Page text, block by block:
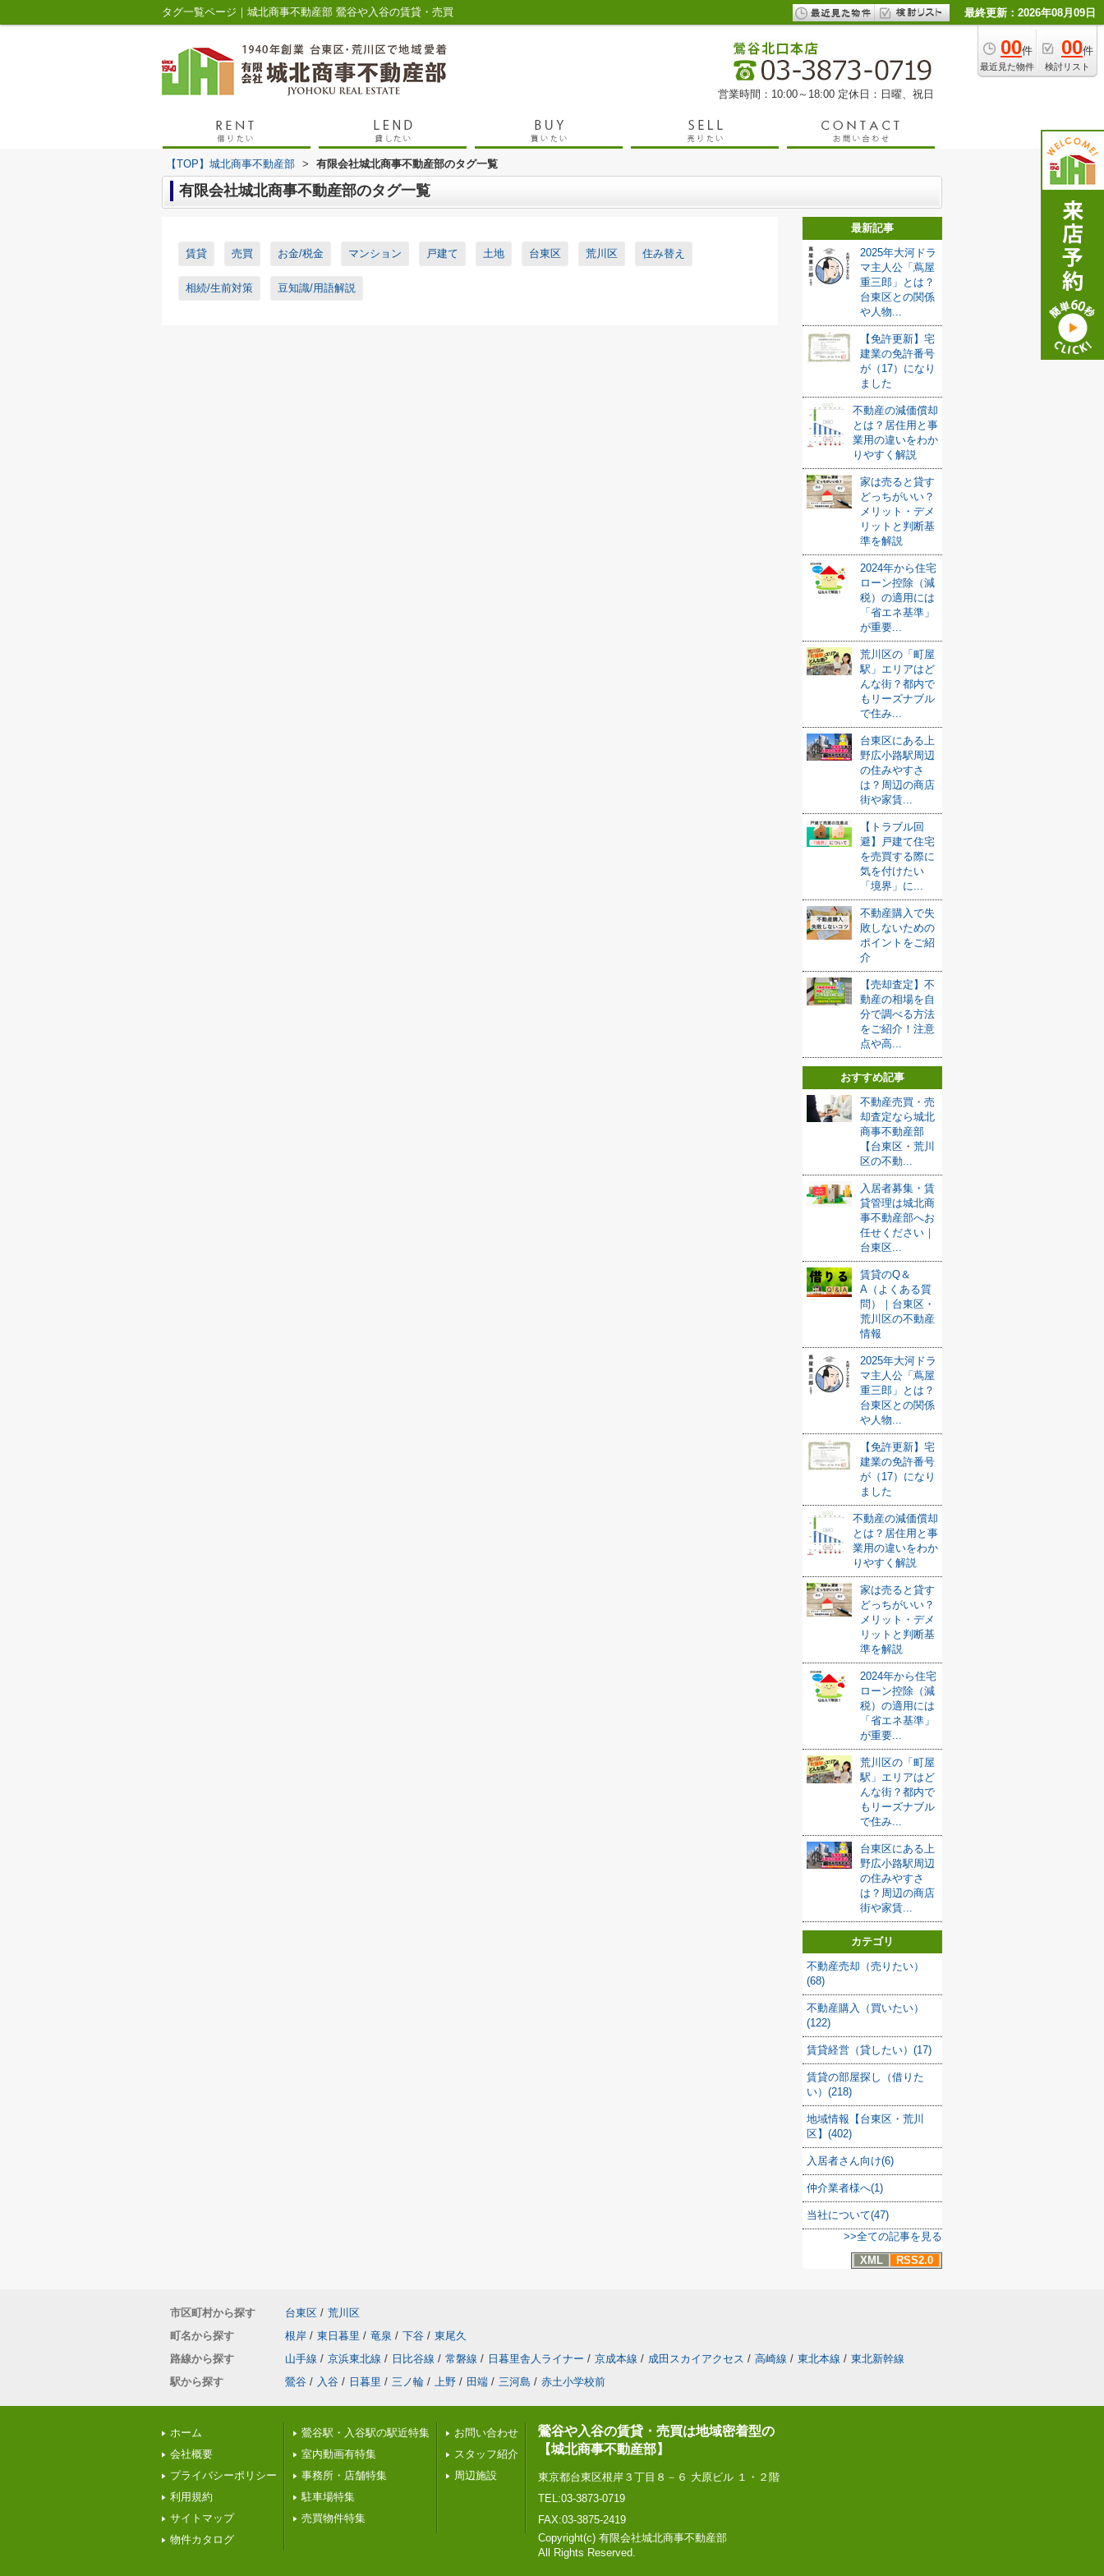
タグ一覧ページ｜城北商事不動産部 鶯谷や入谷の賃貸・売買 最終更新：2026年08月09日
00件
最近見た物件
00件
検討リスト
営業時間：10:00～18:00 定休日：日曜、祝日
【TOP】城北商事不動産部 > 有限会社城北商事不動産部のタグ一覧
有限会社城北商事不動産部のタグ一覧
賃貸 売買 お金/税金 マンション 戸建て 土地 台東区 荒川区 住み替え
相続/生前対策 豆知識/用語解説
最新記事
2025年大河ドラ
マ主人公「蔦屋
重三郎」とは？
台東区との関係
や人物...
【免許更新】宅
建業の免許番号
が（17）になり
ました
不動産の減価償却
とは？居住用と事
業用の違いをわか
りやすく解説
家は売ると貸す
どっちがいい？
メリット・デメ
リットと判断基
準を解説
2024年から住宅
ローン控除（減
税）の適用には
「省エネ基準」
が重要...
荒川区の「町屋
駅」エリアはど
んな街？都内で
もリーズナブル
で住み...
台東区にある上
野広小路駅周辺
の住みやすさ
は？周辺の商店
街や家賃...
【トラブル回
避】戸建て住宅
を売買する際に
気を付けたい
「境界」に...
不動産購入で失
敗しないための
ポイントをご紹
介
【売却査定】不
動産の相場を自
分で調べる方法
をご紹介！注意
点や高...
おすすめ記事
不動産売買・売
却査定なら城北
商事不動産部
【台東区・荒川
区の不動...
入居者募集・賃
貸管理は城北商
事不動産部へお
任せください｜
台東区...
賃貸のQ＆
A（よくある質
問）｜台東区・
荒川区の不動産
情報
2025年大河ドラ
マ主人公「蔦屋
重三郎」とは？
台東区との関係
や人物...
【免許更新】宅
建業の免許番号
が（17）になり
ました
不動産の減価償却
とは？居住用と事
業用の違いをわか
りやすく解説
家は売ると貸す
どっちがいい？
メリット・デメ
リットと判断基
準を解説
2024年から住宅
ローン控除（減
税）の適用には
「省エネ基準」
が重要...
荒川区の「町屋
駅」エリアはど
んな街？都内で
もリーズナブル
で住み...
台東区にある上
野広小路駅周辺
の住みやすさ
は？周辺の商店
街や家賃...
カテゴリ
不動産売却（売りたい）
(68)
不動産購入（買いたい）
(122)
賃貸経営（貸したい）(17)
賃貸の部屋探し（借りた
い）(218)
地域情報【台東区・荒川
区】(402)
入居者さん向け(6)
仲介業者様へ(1)
当社について(47)
>>全ての記事を見る
XML
RSS2.0
市区町村から探す 台東区 / 荒川区
町名から探す
根岸 / 東日暮里 / 竜泉 / 下谷 / 東尾久
路線から探す
山手線 / 京浜東北線 / 日比谷線 / 常磐線 / 日暮里舎人ライナー / 京成本線 / 成田スカイアクセス / 高崎線 / 東北本線 / 東北新幹線
駅から探す
鶯谷 / 入谷 / 日暮里 / 三ノ輪 / 上野 / 田端 / 三河島 / 赤土小学校前
ホーム
会社概要
プライバシーポリシー
利用規約
サイトマップ
物件カタログ
鶯谷駅・入谷駅の駅近特集
室内動画有特集
事務所・店舗特集
駐車場特集
売買物件特集
お問い合わせ
スタッフ紹介
周辺施設
鶯谷や入谷の賃貸・売買は地域密着型の
【城北商事不動産部】
東京都台東区根岸３丁目８－６ 大原ビル １・２階
TEL:03-3873-0719
FAX:03-3875-2419
Copyright(c) 有限会社城北商事不動産部
All Rights Reserved.